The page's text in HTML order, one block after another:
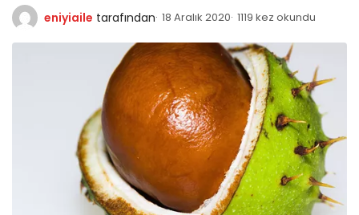
eniyiaile tarafından 18 Aralık 2020 1119 kez okundu